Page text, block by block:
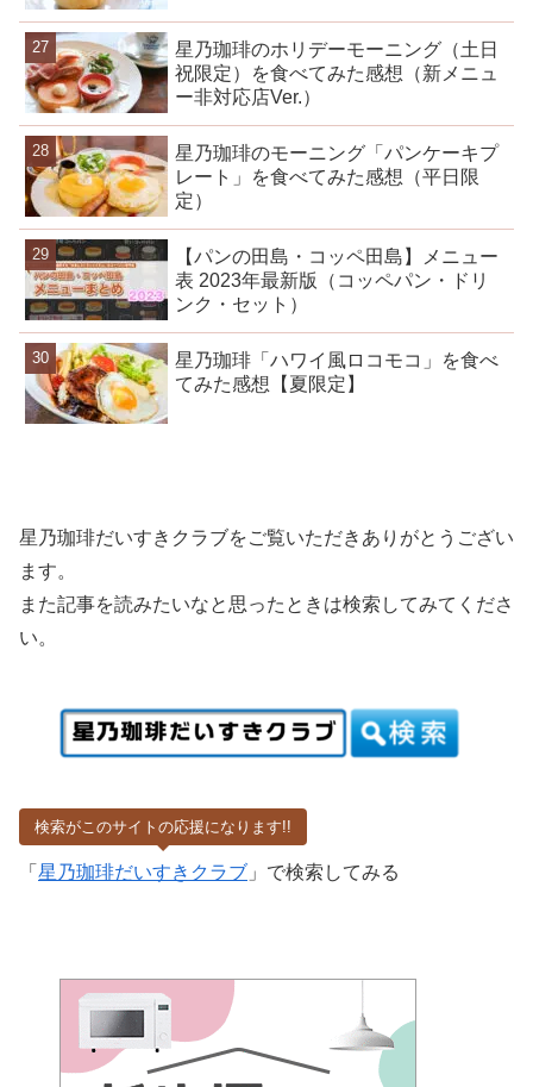
星乃珈琲のホリデーモーニング（土日
祝限定）を食べてみた感想（新メニュ
ー非対応店Ver.）
星乃珈琲のモーニング「パンケーキプ
レート」を食べてみた感想（平日限
定）
【パンの田島・コッペ田島】メニュー
表 2023年最新版（コッペパン・ドリ
ンク・セット）
星乃珈琲「ハワイ風ロコモコ」を食べ
てみた感想【夏限定】
星乃珈琲だいすきクラブをご覧いただきありがとうござい
ます。
また記事を読みたいなと思ったときは検索してみてくださ
い。
検索がこのサイトの応援になります!!
「 星乃珈琲だいすきクラブ 」で検索してみる